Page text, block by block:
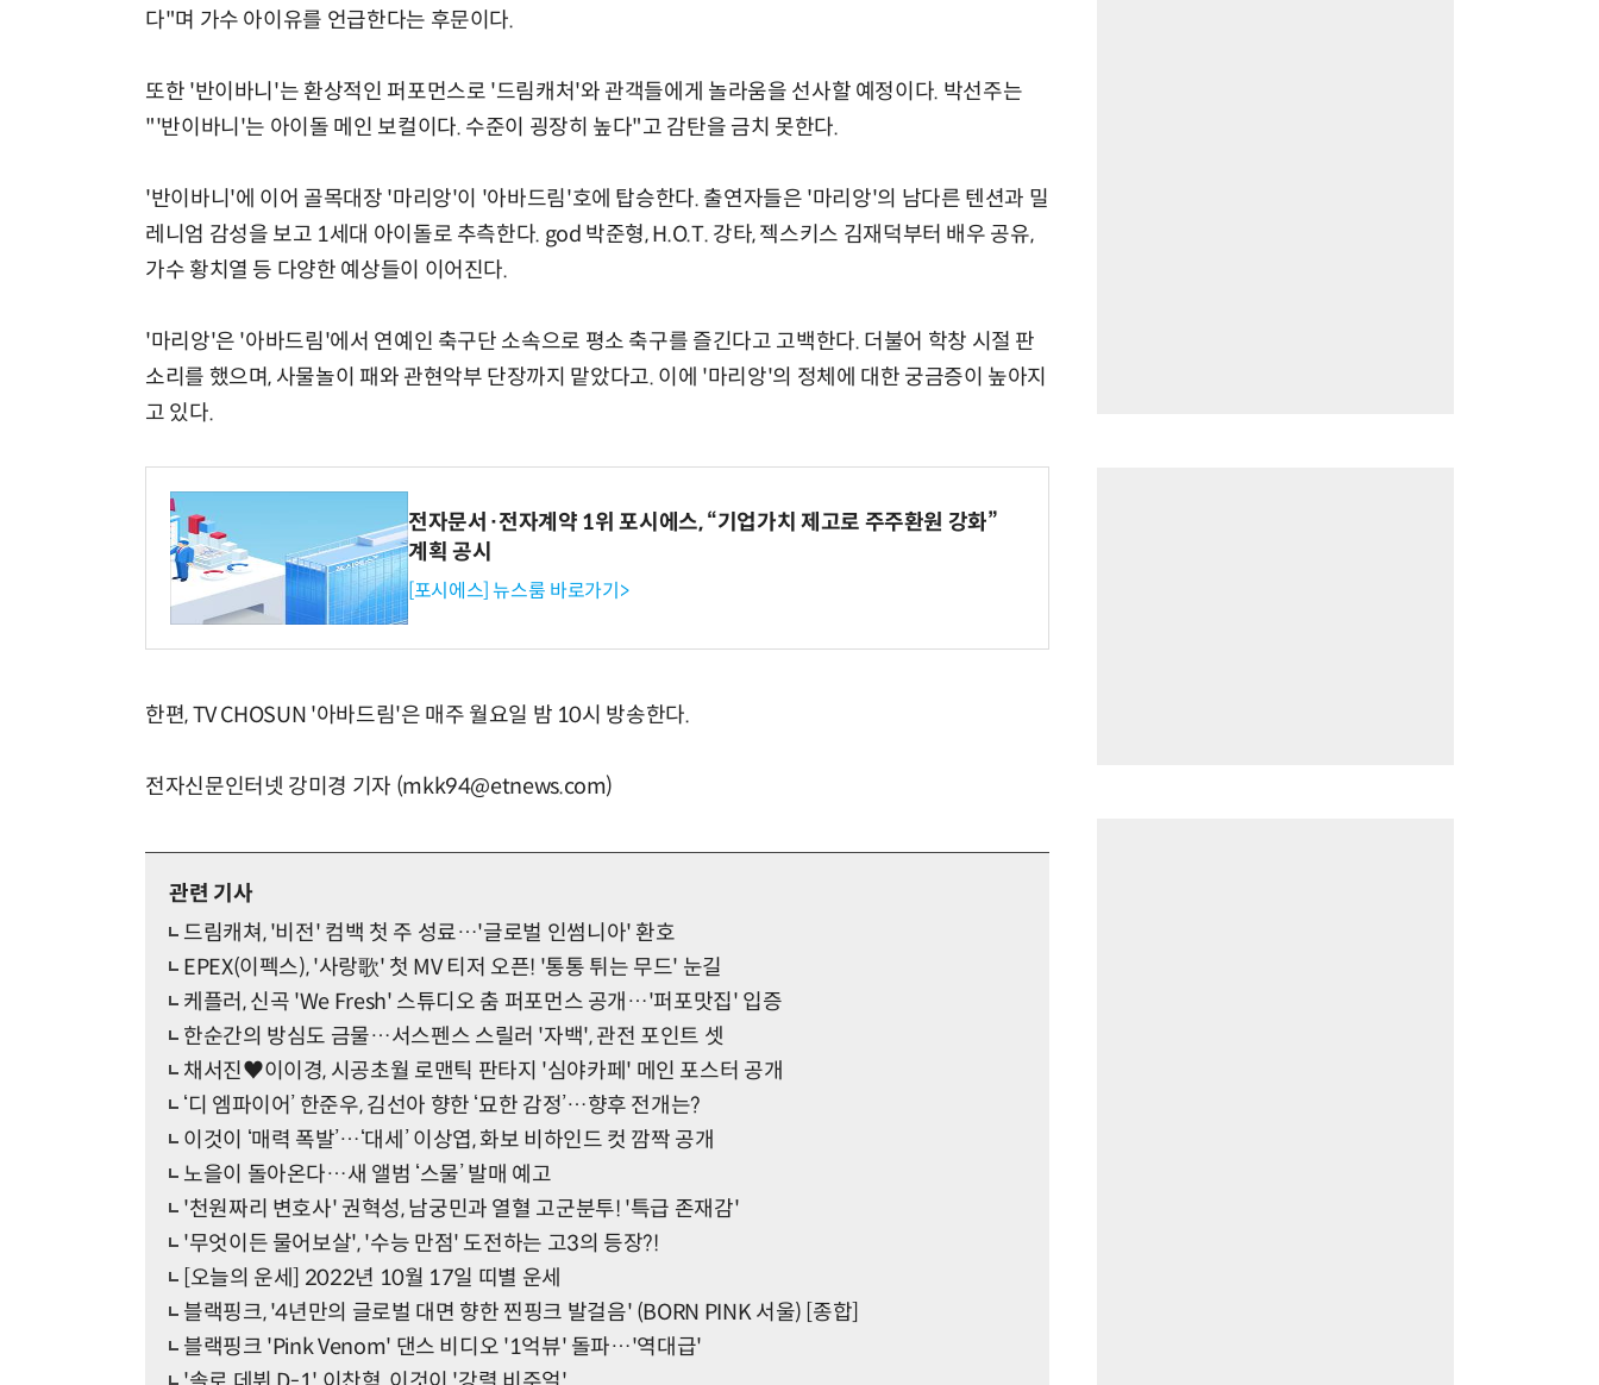
다"며 가수 아이유를 언급한다는 후문이다.
또한 '반이바니'는 환상적인 퍼포먼스로 '드림캐처'와 관객들에게 놀라움을 선사할 예정이다. 박선주는
"'반이바니'는 아이돌 메인 보컬이다. 수준이 굉장히 높다"고 감탄을 금치 못한다.
'반이바니'에 이어 골목대장 '마리앙'이 '아바드림'호에 탑승한다. 출연자들은 '마리앙'의 남다른 텐션과 밀
레니엄 감성을 보고 1세대 아이돌로 추측한다. god 박준형, H.O.T. 강타, 젝스키스 김재덕부터 배우 공유,
가수 황치열 등 다양한 예상들이 이어진다.
'마리앙'은 '아바드림'에서 연예인 축구단 소속으로 평소 축구를 즐긴다고 고백한다. 더불어 학창 시절 판
소리를 했으며, 사물놀이 패와 관현악부 단장까지 맡았다고. 이에 '마리앙'의 정체에 대한 궁금증이 높아지
고 있다.
전자문서·전자계약 1위 포시에스, “기업가치 제고로 주주환원 강화”
계획 공시
[포시에스] 뉴스룸 바로가기>
한편, TV CHOSUN '아바드림'은 매주 월요일 밤 10시 방송한다.
전자신문인터넷 강미경 기자 (mkk94@etnews.com)
관련 기사
드림캐쳐, '비전' 컴백 첫 주 성료…'글로벌 인썸니아' 환호
EPEX(이펙스), '사랑歌' 첫 MV 티저 오픈! '통통 튀는 무드' 눈길
케플러, 신곡 'We Fresh' 스튜디오 춤 퍼포먼스 공개…'퍼포맛집' 입증
한순간의 방심도 금물…서스펜스 스릴러 '자백', 관전 포인트 셋
채서진♥이이경, 시공초월 로맨틱 판타지 '심야카페' 메인 포스터 공개
‘디 엠파이어’ 한준우, 김선아 향한 ‘묘한 감정’…향후 전개는?
이것이 ‘매력 폭발’…‘대세’ 이상엽, 화보 비하인드 컷 깜짝 공개
노을이 돌아온다…새 앨범 ‘스물’ 발매 예고
'천원짜리 변호사' 권혁성, 남궁민과 열혈 고군분투! '특급 존재감'
'무엇이든 물어보살', '수능 만점' 도전하는 고3의 등장?!
[오늘의 운세] 2022년 10월 17일 띠별 운세
블랙핑크, '4년만의 글로벌 대면 향한 찐핑크 발걸음' (BORN PINK 서울) [종합]
블랙핑크 'Pink Venom' 댄스 비디오 '1억뷰' 돌파…'역대급'